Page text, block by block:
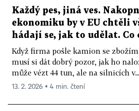
Každý pes, jiná ves.
ekonomiku by v EU chtěli
hádají se, jak to udělat. Co
Když firma pošle kamion se
musí si dát dobrý pozor, jak ho
může vézt 44 tun, ale na silnicích
13. 2. 2026 ▪ 4 min. čtení